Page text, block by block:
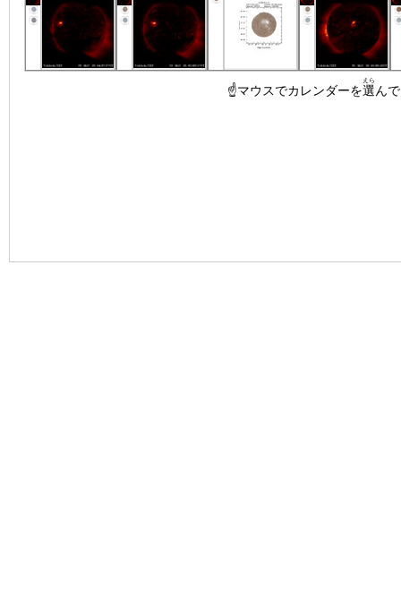
G74.9+1.2
「ようこう」
X線
☝マウスでカレンダーを選
えら
ん